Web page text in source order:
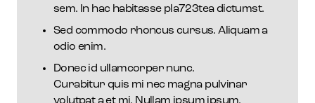
sem. In hac habitasse pla723tea dictumst.
Sed commodo rhoncus cursus. Aliquam a
odio enim.
Donec id ullamcorper nunc.
Curabitur quis mi nec magna pulvinar